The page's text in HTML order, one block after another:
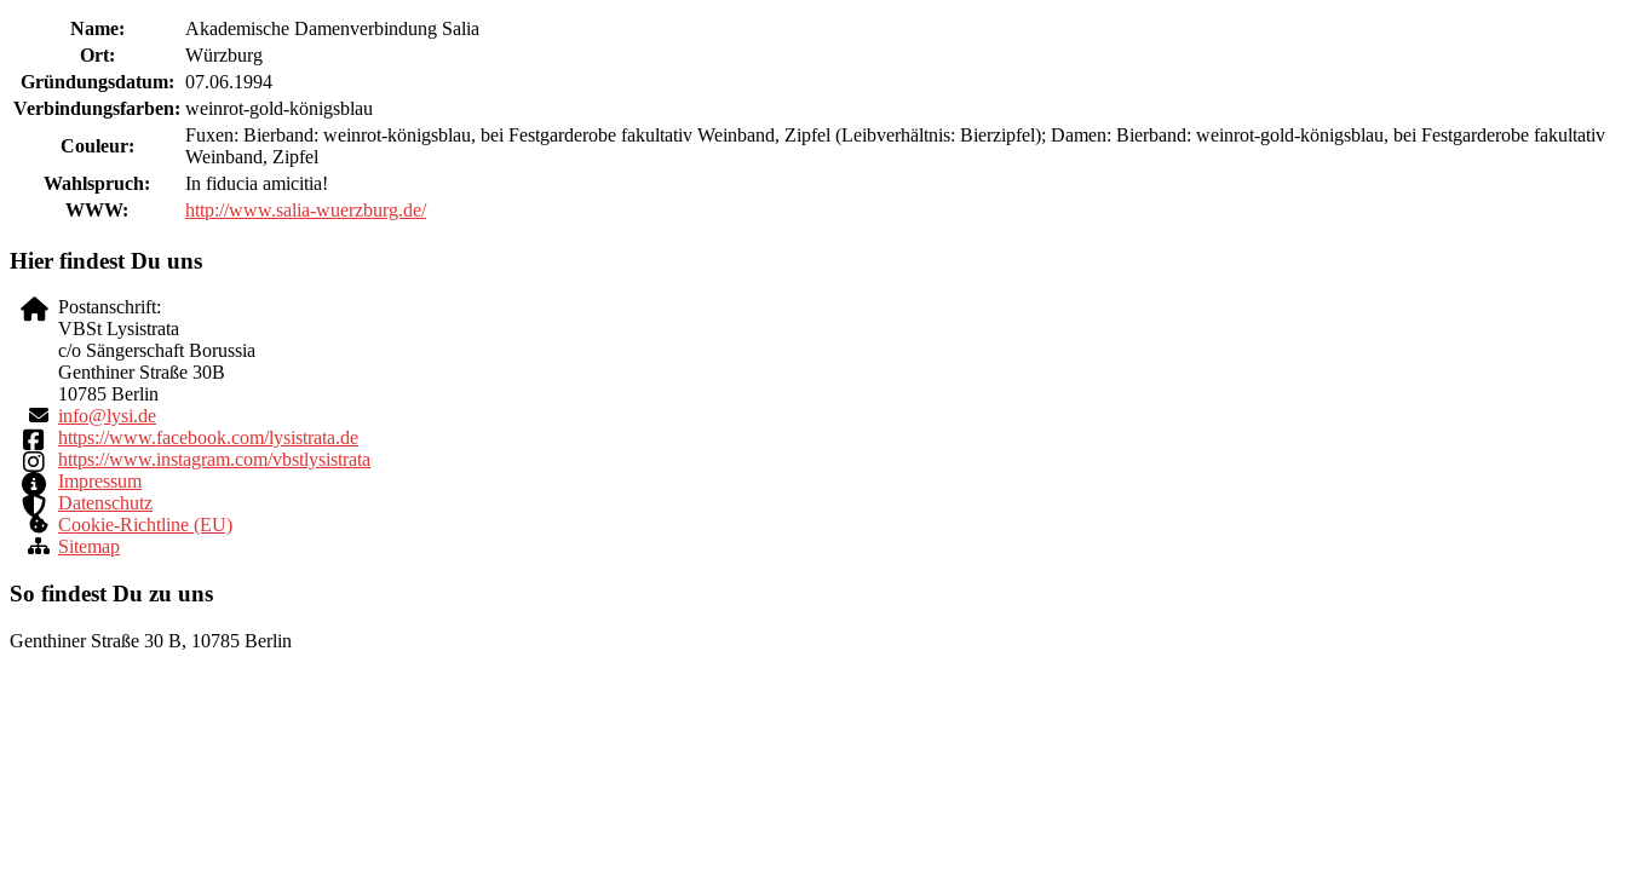
Name:
Akademische Damenverbindung Salia
Ort:
Würzburg
Gründungsdatum: 07.06.1994
Verbindungsfarben: weinrot-gold-königsblau
Couleur:
Fuxen: Bierband: weinrot-königsblau, bei Festgarderobe fakultativ Weinband, Zipfel (Leibverhältnis: Bierzipfel); Damen: Bierband: weinrot-gold-königsblau, bei Festgarderobe fakultativ
Weinband, Zipfel
Wahlspruch:
In fiducia amicitia!
WWW:
http://www.salia-wuerzburg.de/
Hier findest Du uns
Postanschrift:
VBSt Lysistrata
c/o Sängerschaft Borussia
Genthiner Straße 30B
10785 Berlin
ed.is
yl@of
ni
https://www.facebook.com/lysistrata.de
https://www.instagram.com/vbstlysistrata
Impressum
Datenschutz
Cookie-Richtline (EU)
Sitemap
So findest Du zu uns
Genthiner Straße 30 B, 10785 Berlin